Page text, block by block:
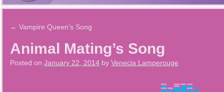
← Vampire Queen’s Song
Animal Mating’s Song
Posted on January 22, 2014 by Venecia Lamperouge